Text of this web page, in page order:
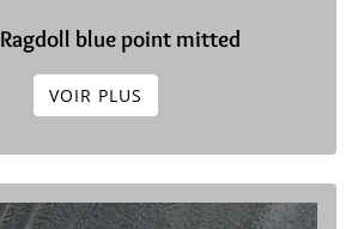
Ragdoll blue point mitted
VOIR PLUS